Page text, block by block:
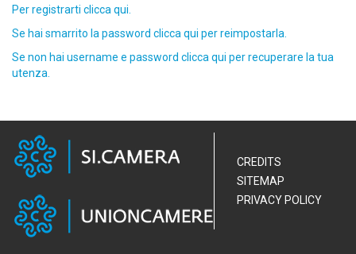
Per registrarti clicca qui.
Se hai smarrito la password clicca qui per reimpostarla.
Se non hai username e password clicca qui per recuperare la tua
utenza.
CREDITS
SITEMAP
PRIVACY POLICY